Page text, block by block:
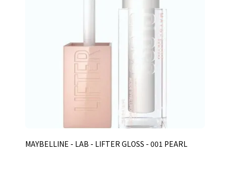
MAYBELLINE - LAB - LIFTER GLOSS - 001 PEARL